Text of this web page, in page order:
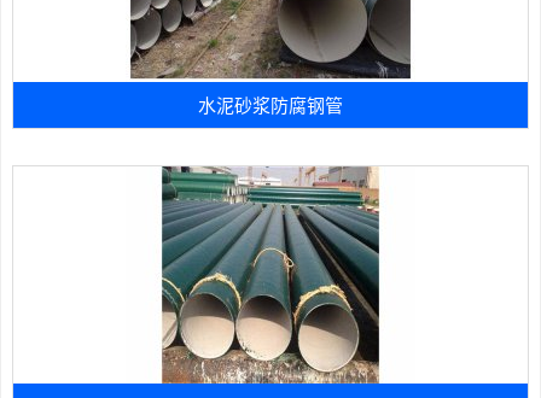
水泥砂浆防腐钢管